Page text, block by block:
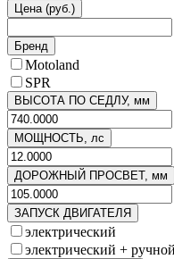
Цена (руб.)
Бренд
Motoland
SPR
ВЫСОТА ПО СЕДЛУ, мм
МОЩНОСТЬ, лс
ДОРОЖНЫЙ ПРОСВЕТ, мм
ЗАПУСК ДВИГАТЕЛЯ
электрический
электрический + ручной